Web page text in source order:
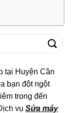
tại Huyện Cần
bạn đột ngột
trọng đến
vụ Sửa máy